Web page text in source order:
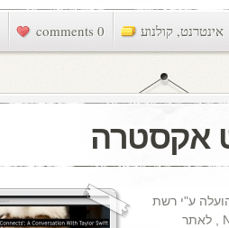
0 comments אינטרנט, קולנוע
אקסטרה
הועלה ע"י רשת
הרדיו הציבורית בארה"ב, NPR , לאתר